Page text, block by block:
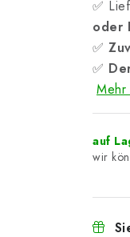
✅
oder
✅
✅
Mehr
auf